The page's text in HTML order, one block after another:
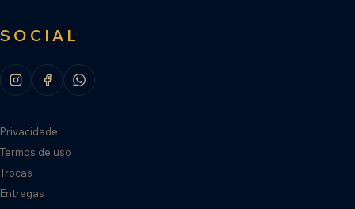
SOCIAL
Privacidade
Termos de uso
Trocas
Entregas